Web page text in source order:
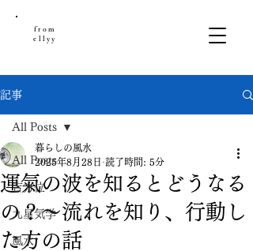
from
ellyy
記事
All Posts
吉方位
九星気学
風水
All Posts
運氣の波を知るとどうなる
の？～流れを知り、行動し
た方の話
暮らしの風水
2025年8月28日 読了時間: 5分